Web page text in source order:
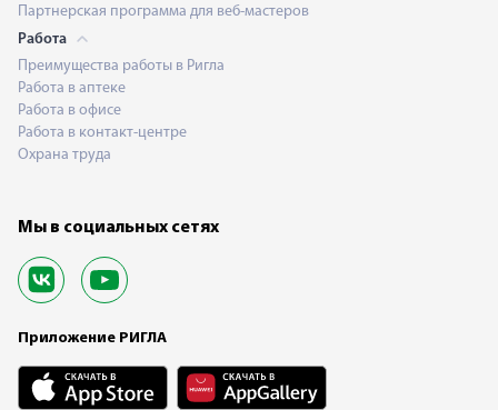
Партнерская программа для веб-мастеров
Работа
Преимущества работы в Ригла
Работа в аптеке
Работа в офисе
Работа в контакт-центре
Охрана труда
Мы в социальных сетях
Приложение РИГЛА